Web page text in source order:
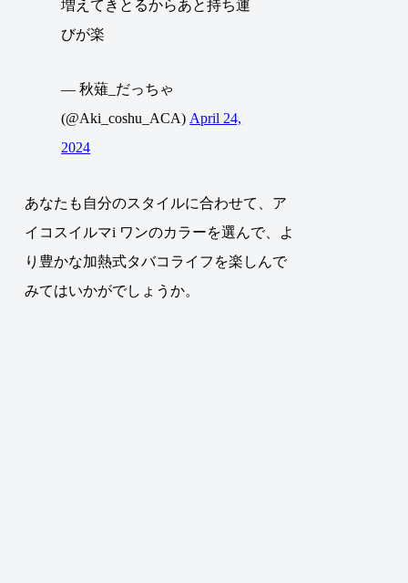
増えてきとるからあと持ち運
びが楽
— 秋薙_だっちゃ
(@Aki_coshu_ACA) April 24,
2024
あなたも自分のスタイルに合わせて、ア
イコスイルマi ワンのカラーを選んで、よ
り豊かな加熱式タバコライフを楽しんで
みてはいかがでしょうか。